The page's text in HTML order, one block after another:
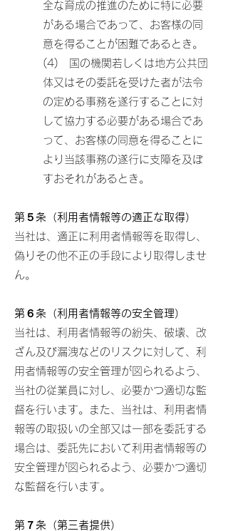
全な育成の推進のために特に必要
がある場合であって、お客様の同
意を得ることが困難であるとき。
(4) 国の機関若しくは地方公共団
体又はその委託を受けた者が法令
の定める事務を遂行することに対
して協力する必要がある場合であ
って、お客様の同意を得ることに
より当該事務の遂行に支障を及ぼ
すおそれがあるとき。
第５条（利用者情報等の適正な取得）
当社は、適正に利用者情報等を取得し、
偽りその他不正の手段により取得しませ
ん。
第６条（利用者情報等の安全管理）
当社は、利用者情報等の紛失、破壊、改
ざん及び漏洩などのリスクに対して、利
用者情報等の安全管理が図られるよう、
当社の従業員に対し、必要かつ適切な監
督を行います。また、当社は、利用者情
報等の取扱いの全部又は一部を委託する
場合は、委託先において利用者情報等の
安全管理が図られるよう、必要かつ適切
な監督を行います。
第７条（第三者提供）